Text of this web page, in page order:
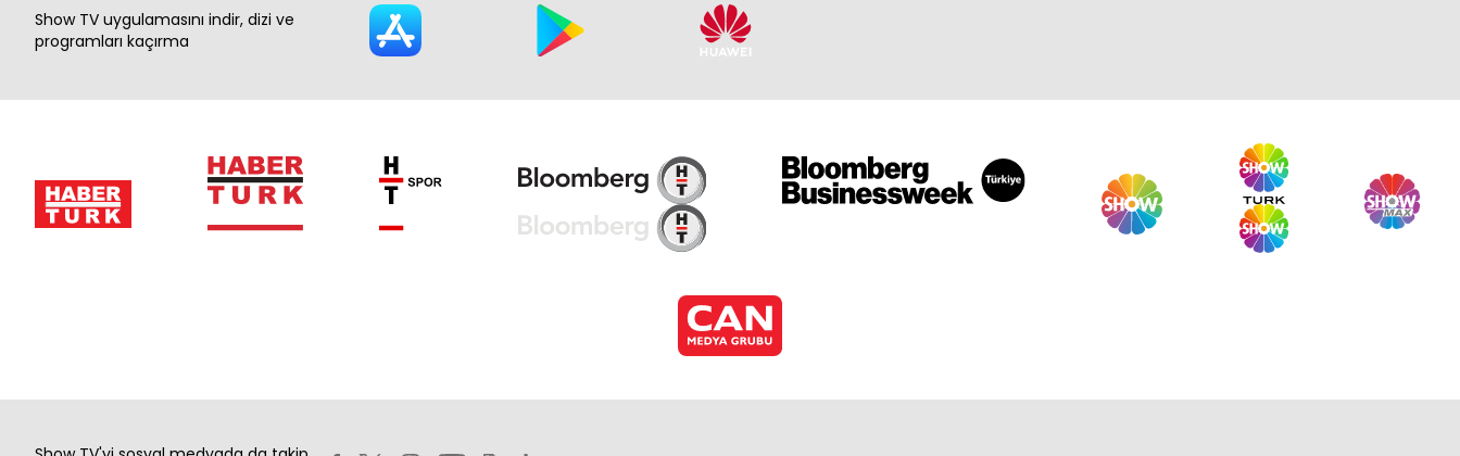
Show TV uygulamasını indir, dizi ve
programları kaçırma